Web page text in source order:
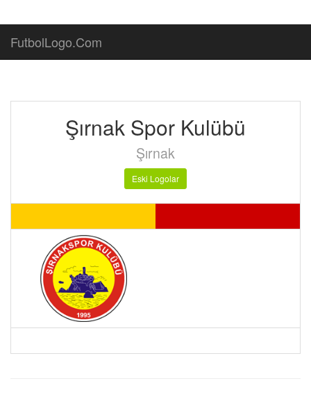
FutbolLogo.Com
Şırnak Spor Kulübü
Şırnak
Eski Logolar